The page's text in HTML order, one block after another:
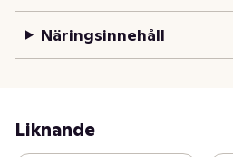
Näringsinnehåll
Liknande